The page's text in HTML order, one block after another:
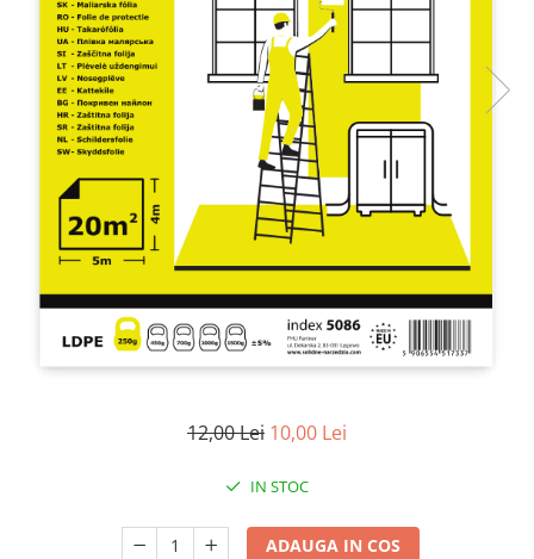
Foarfeci de mana
Galeti de lucru si accesorii
Imbusi si seturi de imbusi
Patenti, clesti si sfici
Pile de mana
Pistoale de spuma si silicon
Razuri si razuitoare de mana
Surubelnite si seturi de
surubelnite
Trafaleti speciali
Tubulare 1/2 si accesorii12,00 Lei 10,00 Lei
IN STOC
ADAUGA IN COS